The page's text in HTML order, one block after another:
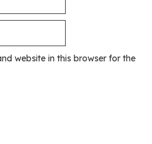
website in this browser for the